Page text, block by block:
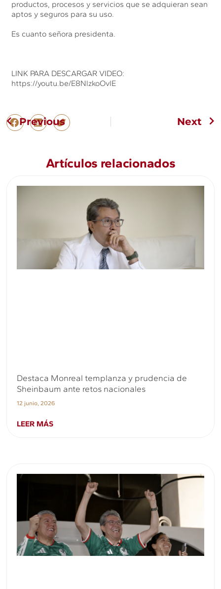
productos, procesos y servicios que se adquieran sean
aptos y seguros para su uso.
Es cuanto señora presidenta.
LINK PARA DESCARGAR VIDEO:
https://youtu.be/E8NlzkoOvlE
Previous Next
Artículos relacionados
Destaca Monreal templanza y prudencia de
Sheinbaum ante retos nacionales
12 junio, 2026
LEER MÁS